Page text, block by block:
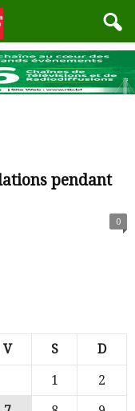
pendant
0
V S D
1
2